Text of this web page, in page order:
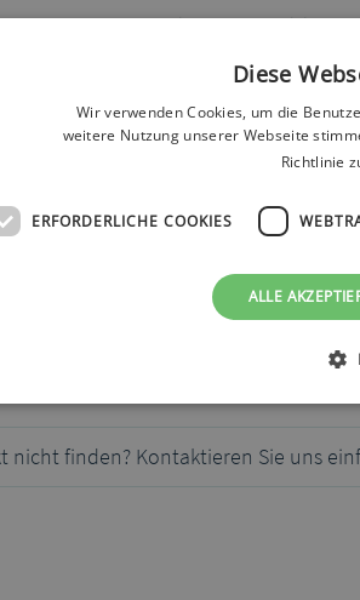
Sensor fest und sicher am Arm fixieren
lässt sich leicht reinigen was zum hohen
oder Sensor.
34 cm
nicht finden? Kontaktieren Sie uns
Diese
Wir verwenden Cookies, um die
weitere Nutzung unserer Webseite
Richtlinie
ERFORDERLICHE COOKIES
ALLE